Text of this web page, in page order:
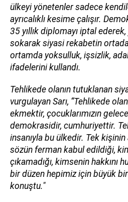
ülkeyi yönetenler sadece
ayrıcalıklı kesime çalışır.
35 yıllık diplomayı iptal ederek,
sokarak siyasi rekabetin
ortamda yoksulluk, işsizlik,
ifadelerini kullandı.
Tehlikede olanın tutuklanan
vurgulayan Sarı, “Tehlikede
ekmektir, çocuklarımızın
demokrasidir, cumhuriyettir.
insanıyla bu ülkedir. Tek kişinin
sözün ferman kabul edildiği,
çıkamadığı, kimsenin hakkını
bir düzen hepimiz için büyük
konuştu."